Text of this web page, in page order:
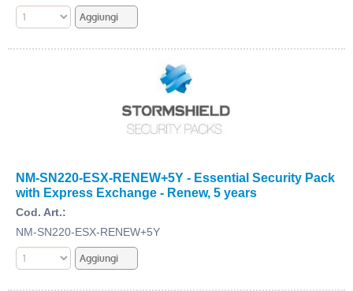
NM-SN220-ESX-RENEW+5Y - Essential Security Pack
with Express Exchange - Renew, 5 years
Cod. Art.:
NM-SN220-ESX-RENEW+5Y